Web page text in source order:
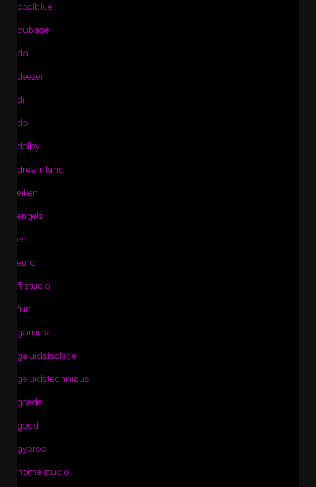
coolblue
cubase
da
deezer
di
do
dolby
dreamland
eiken
engels
es
euro
fl studio
fun
gamma
geluidsisolatie
geluidstechnicus
goede
goud
gyproc
home studio